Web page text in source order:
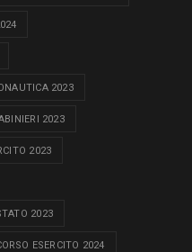
2023
2023
2023
2023
ESERCITO 2024